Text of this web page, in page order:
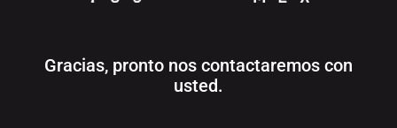
Gracias, pronto nos contactaremos con
usted.